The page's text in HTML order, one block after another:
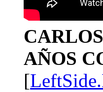
AÑOS
[